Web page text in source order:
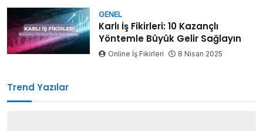
GENEL
Karlı İş Fikirleri: 10 Kazançlı
Yöntemle Büyük Gelir Sağlayın
Online İş Fikirleri 8 Nisan 2025
Trend Yazılar